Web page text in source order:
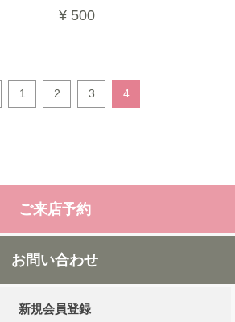
¥ 500
1 2 3 4
ご来店予約
お問い合わせ
新規会員登録